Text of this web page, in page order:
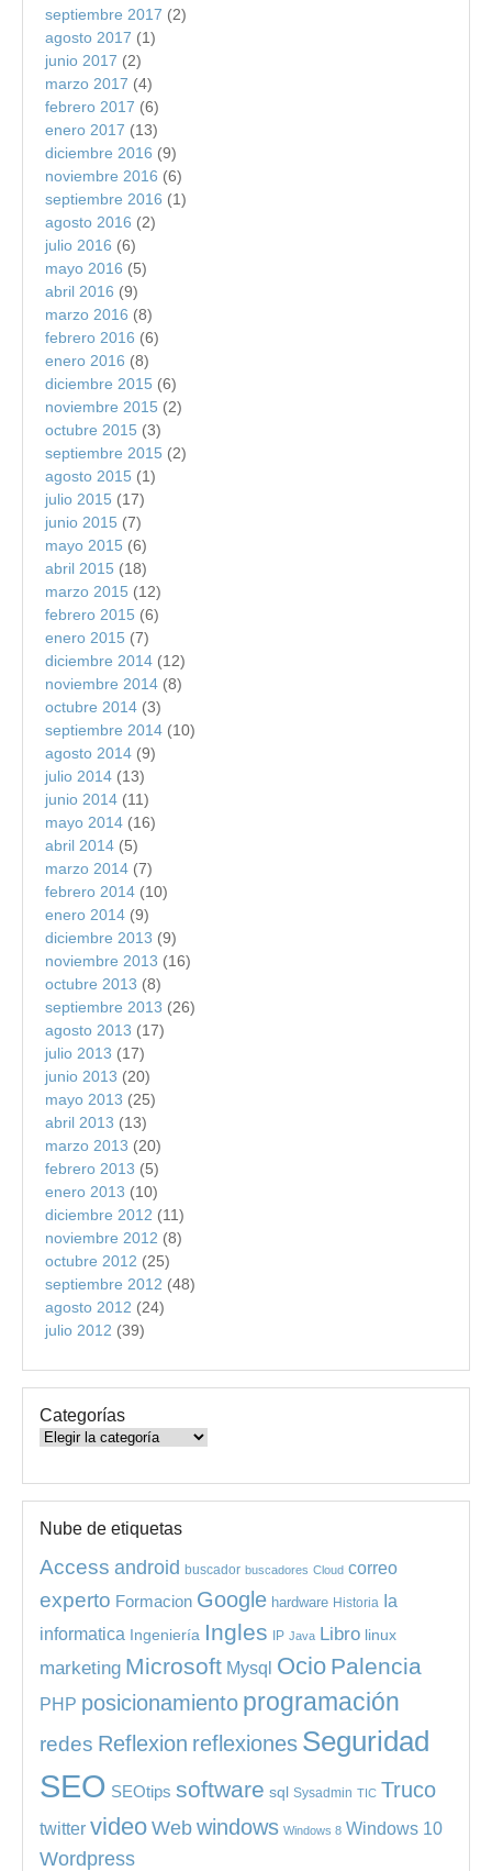
septiembre 2017 (2)
agosto 2017 (1)
junio 2017 (2)
marzo 2017 (4)
febrero 2017 (6)
enero 2017 (13)
diciembre 2016 (9)
noviembre 2016 (6)
septiembre 2016 (1)
agosto 2016 (2)
julio 2016 (6)
mayo 2016 (5)
abril 2016 (9)
marzo 2016 (8)
febrero 2016 (6)
enero 2016 (8)
diciembre 2015 (6)
noviembre 2015 (2)
octubre 2015 (3)
septiembre 2015 (2)
agosto 2015 (1)
julio 2015 (17)
junio 2015 (7)
mayo 2015 (6)
abril 2015 (18)
marzo 2015 (12)
febrero 2015 (6)
enero 2015 (7)
diciembre 2014 (12)
noviembre 2014 (8)
octubre 2014 (3)
septiembre 2014 (10)
agosto 2014 (9)
julio 2014 (13)
junio 2014 (11)
mayo 2014 (16)
abril 2014 (5)
marzo 2014 (7)
febrero 2014 (10)
enero 2014 (9)
diciembre 2013 (9)
noviembre 2013 (16)
octubre 2013 (8)
septiembre 2013 (26)
agosto 2013 (17)
julio 2013 (17)
junio 2013 (20)
mayo 2013 (25)
abril 2013 (13)
marzo 2013 (20)
febrero 2013 (5)
enero 2013 (10)
diciembre 2012 (11)
noviembre 2012 (8)
octubre 2012 (25)
septiembre 2012 (48)
agosto 2012 (24)
julio 2012 (39)
Categorías
Categorías
Nube de etiquetas
Access android buscador buscadores Cloud correo
experto Formacion Google hardware Historia Ia
informatica Ingeniería Ingles IP Java Libro linux
marketing Microsoft Mysql Ocio Palencia
PHP posicionamiento programación
redes Reflexion reflexiones Seguridad
SEO SEOtips software sql Sysadmin TIC Truco
twitter video Web windows Windows 8 Windows 10
Wordpress